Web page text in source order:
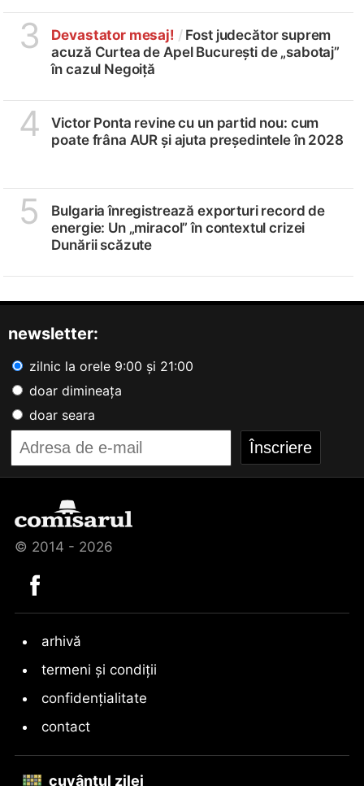
3 Devastator mesaj! / Fost judecător suprem
acuză Curtea de Apel București de „sabotaj”
în cazul Negoiță
4
Victor Ponta revine cu un partid nou: cum
poate frâna AUR și ajuta președintele în 2028
5
Bulgaria înregistrează exporturi record de
energie: Un „miracol” în contextul crizei
Dunării scăzute
newsletter:
zilnic la orele 9:00 și 21:00
doar dimineața
doar seara
© 2014 - 2026
arhivă
termeni și condiții
confidențialitate
contact
cuvântul zilei